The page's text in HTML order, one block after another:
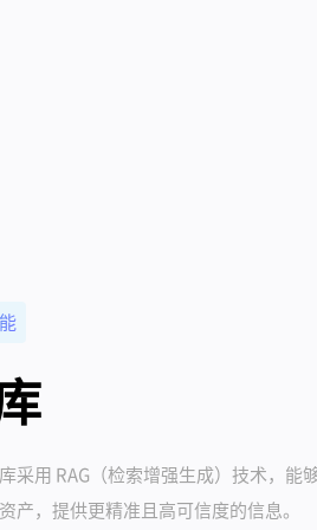
采用 RAG（检索增强生成）技术，能
产，提供更精准且高可信度的信息。